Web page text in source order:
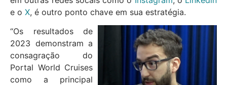
e o X, é outro ponto chave em sua estratégia.
“Os resultados de
2023 demonstram a
consagração do
Portal World Cruises
como a principal